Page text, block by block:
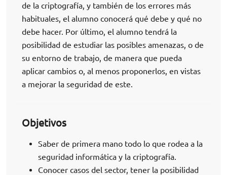
de la criptografía, y también de los errores más
habituales, el alumno conocerá qué debe y qué no
debe hacer. Por último, el alumno tendrá la
posibilidad de estudiar las posibles amenazas, o de
su entorno de trabajo, de manera que pueda
aplicar cambios o, al menos proponerlos, en vistas
a mejorar la seguridad de este.
Objetivos
Saber de primera mano todo lo que rodea a la
seguridad informática y la criptografía.
Conocer casos del sector, tener la posibilidad